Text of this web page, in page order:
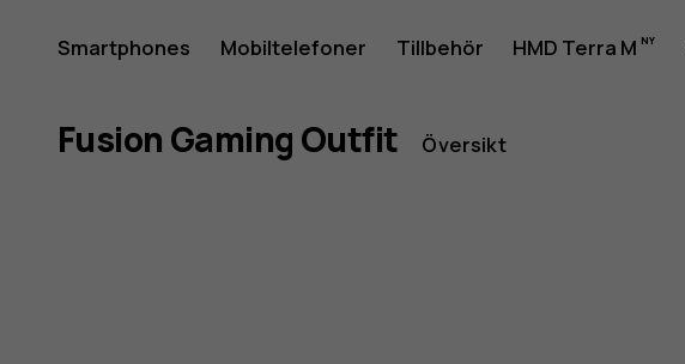
HMD
Fusion
Smartphones Mobiltelefoner Tillbehör HMD Terra M
Fusion Gaming Outfit Översikt